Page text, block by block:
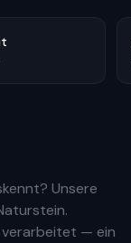
Unsere
verarbeitet — ein